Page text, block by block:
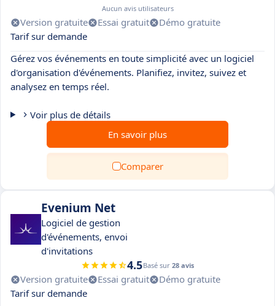
Aucun avis utilisateurs
Version gratuite Essai gratuit
Démo gratuite
Tarif sur demande
Gérez vos événements en toute simplicité avec un logiciel
d'organisation d'événements. Planifiez, invitez, suivez et
analysez en temps réel.
Voir plus de détails
En savoir plus
Comparer
Evenium Net
Logiciel de gestion
d'événements, envoi
d'invitations
4.5Basé sur 28 avis
Version gratuite Essai gratuit
Démo gratuite
Tarif sur demande